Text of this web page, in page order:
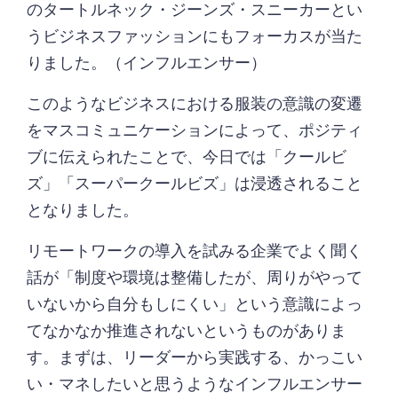
のタートルネック・ジーンズ・スニーカーとい
うビジネスファッションにもフォーカスが当た
りました。（インフルエンサー）
このようなビジネスにおける服装の意識の変遷
をマスコミュニケーションによって、ポジティ
ブに伝えられたことで、今日では「クールビ
ズ」「スーパークールビズ」は浸透されること
となりました。
リモートワークの導入を試みる企業でよく聞く
話が「制度や環境は整備したが、周りがやって
いないから自分もしにくい」という意識によっ
てなかなか推進されないというものがありま
す。まずは、リーダーから実践する、かっこい
い・マネしたいと思うようなインフルエンサー